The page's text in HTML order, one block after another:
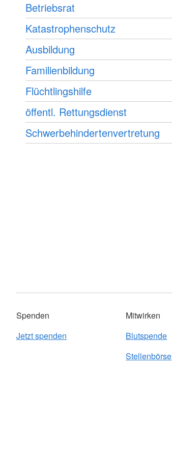
Betriebsrat
Katastrophenschutz
Ausbildung
Familienbildung
Flüchtlingshilfe
öffentl. Rettungsdienst
Schwerbehindertenvertretung
Spenden
Jetzt spenden
Mitwirken
Blutspende
Stellenbörse